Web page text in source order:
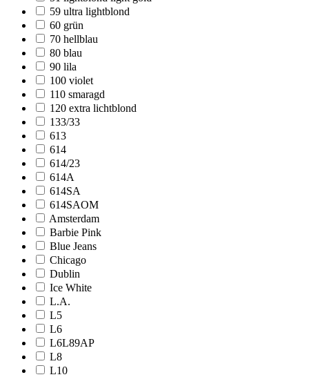
59 ultra lightblond
60 grün
70 hellblau
80 blau
90 lila
100 violet
110 smaragd
120 extra lichtblond
133/33
613
614
614/23
614A
614SA
614SAOM
Amsterdam
Barbie Pink
Blue Jeans
Chicago
Dublin
Ice White
L.A.
L5
L6
L6L89AP
L8
L10